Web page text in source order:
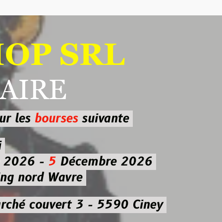
SRL
suivante
5Décembre 2026
Wavre
3 - 5590 Ciney